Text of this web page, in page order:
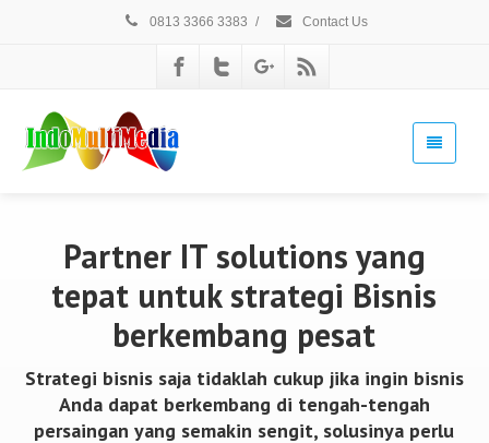
0813 3366 3383 / Contact Us
Partner IT solutions yang
tepat untuk strategi Bisnis
berkembang pesat
Strategi bisnis saja tidaklah cukup jika ingin bisnis
Anda dapat berkembang di tengah-tengah
persaingan yang semakin sengit, solusinya perlu